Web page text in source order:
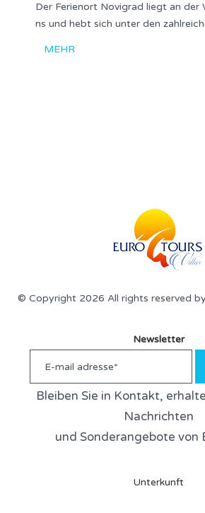
Der Ferienort Novigrad liegt an der
ns und hebt sich unter den
MEHR
© Copyright 2026 All rights reserved by
Newsletter
Bleiben Sie in Kontakt,
Nachrichten
und Sonderangebote von
Unterkunft